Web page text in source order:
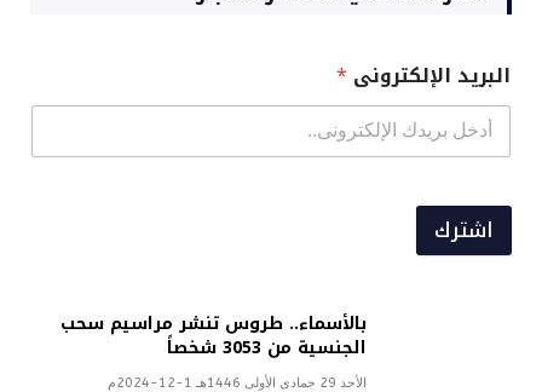
البريد الإلكترونى *
اشترك
بالأسماء.. طروس تنشر مراسيم سحب
الجنسية من 3053 شخصاً
الأحد 29 جمادى الأولى 1446هـ 1-12-2024م